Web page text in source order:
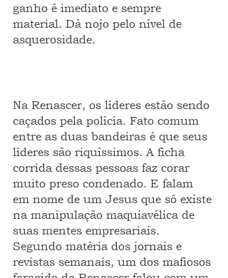
ganho é imediato e sempre
material. Dá nojo pelo nível de
asquerosidade.
Na Renascer, os líderes estão sendo
caçados pela polícia. Fato comum
entre as duas bandeiras é que seus
líderes são riquíssimos. A ficha
corrida dessas pessoas faz corar
muito preso condenado. E falam
em nome de um Jesus que só existe
na manipulação maquiavélica de
suas mentes empresariais.
Segundo matéria dos jornais e
revistas semanais, um dos mafiosos